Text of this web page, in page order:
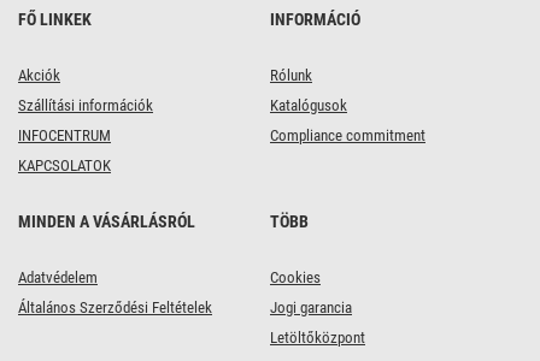
FŐ LINKEK
Akciók
Szállítási információk
INFOCENTRUM
KAPCSOLATOK
INFORMÁCIÓ
Rólunk
Katalógusok
Compliance commitment
MINDEN A VÁSÁRLÁSRÓL
Adatvédelem
Általános Szerződési Feltételek
TÖBB
Cookies
Jogi garancia
Letöltőközpont